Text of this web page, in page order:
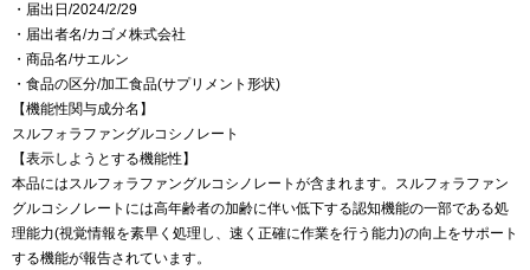
・届出日/2024/2/29
・届出者名/カゴメ株式会社
・商品名/サエルン
・食品の区分/加工食品(サプリメント形状)
【機能性関与成分名】
スルフォラファングルコシノレート
【表示しようとする機能性】
本品にはスルフォラファングルコシノレートが含まれます。スルフォラファン
グルコシノレートには高年齢者の加齢に伴い低下する認知機能の一部である処
理能力(視覚情報を素早く処理し、速く正確に作業を行う能力)の向上をサポート
する機能が報告されています。